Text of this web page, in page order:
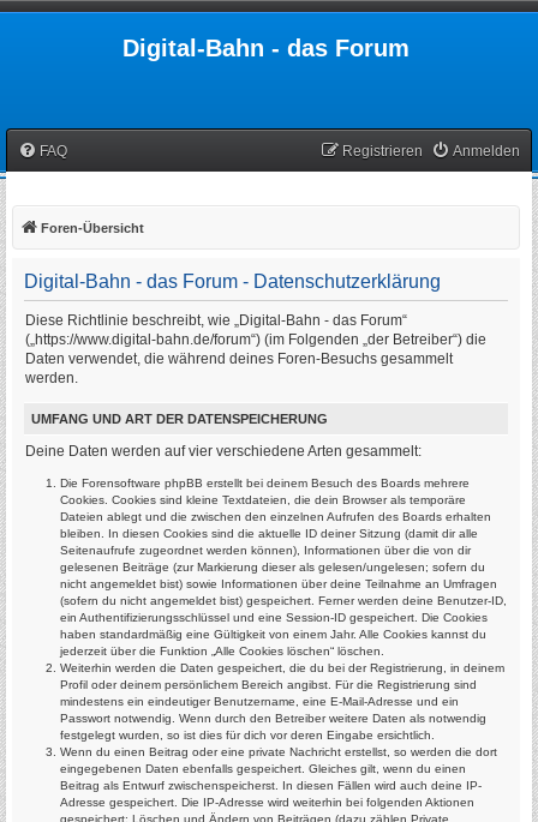
Digital-Bahn - das Forum
FAQ Anmelden
Registrieren
Foren-Übersicht
Digital-Bahn - das Forum - Datenschutzerklärung
Diese Richtlinie beschreibt, wie „Digital-Bahn - das Forum“
(„https://www.digital-bahn.de/forum“) (im Folgenden „der Betreiber“) die
Daten verwendet, die während deines Foren-Besuchs gesammelt
werden.
UMFANG UND ART DER DATENSPEICHERUNG
Deine Daten werden auf vier verschiedene Arten gesammelt:
Die Forensoftware phpBB erstellt bei deinem Besuch des Boards mehrere
Cookies. Cookies sind kleine Textdateien, die dein Browser als temporäre
Dateien ablegt und die zwischen den einzelnen Aufrufen des Boards erhalten
bleiben. In diesen Cookies sind die aktuelle ID deiner Sitzung (damit dir alle
Seitenaufrufe zugeordnet werden können), Informationen über die von dir
gelesenen Beiträge (zur Markierung dieser als gelesen/ungelesen; sofern du
nicht angemeldet bist) sowie Informationen über deine Teilnahme an Umfragen
(sofern du nicht angemeldet bist) gespeichert. Ferner werden deine Benutzer-ID,
ein Authentifizierungsschlüssel und eine Session-ID gespeichert. Die Cookies
haben standardmäßig eine Gültigkeit von einem Jahr. Alle Cookies kannst du
jederzeit über die Funktion „Alle Cookies löschen“ löschen.
Weiterhin werden die Daten gespeichert, die du bei der Registrierung, in deinem
Profil oder deinem persönlichem Bereich angibst. Für die Registrierung sind
mindestens ein eindeutiger Benutzername, eine E-Mail-Adresse und ein
Passwort notwendig. Wenn durch den Betreiber weitere Daten als notwendig
festgelegt wurden, so ist dies für dich vor deren Eingabe ersichtlich.
Wenn du einen Beitrag oder eine private Nachricht erstellst, so werden die dort
eingegebenen Daten ebenfalls gespeichert. Gleiches gilt, wenn du einen
Beitrag als Entwurf zwischenspeicherst. In diesen Fällen wird auch deine IP-
Adresse gespeichert. Die IP-Adresse wird weiterhin bei folgenden Aktionen
gespeichert: Löschen und Ändern von Beiträgen (dazu zählen Private